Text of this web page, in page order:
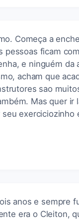
Começa a
pessoas ficam
e ninguém
acham que
sao
Mas quer ir
exerciciozinho
anos e sempre
era o Cleiton,